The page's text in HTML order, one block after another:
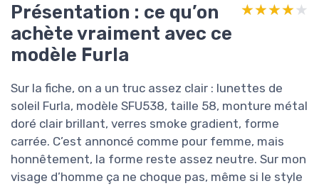
Présentation : ce qu’on
achète vraiment avec ce
modèle Furla
★★★★★
★★★★★
Sur la fiche, on a un truc assez clair : lunettes de
soleil Furla, modèle SFU538, taille 58, monture métal
doré clair brillant, verres smoke gradient, forme
carrée. C’est annoncé comme pour femme, mais
honnêtement, la forme reste assez neutre. Sur mon
visage d’homme ça ne choque pas, même si le style